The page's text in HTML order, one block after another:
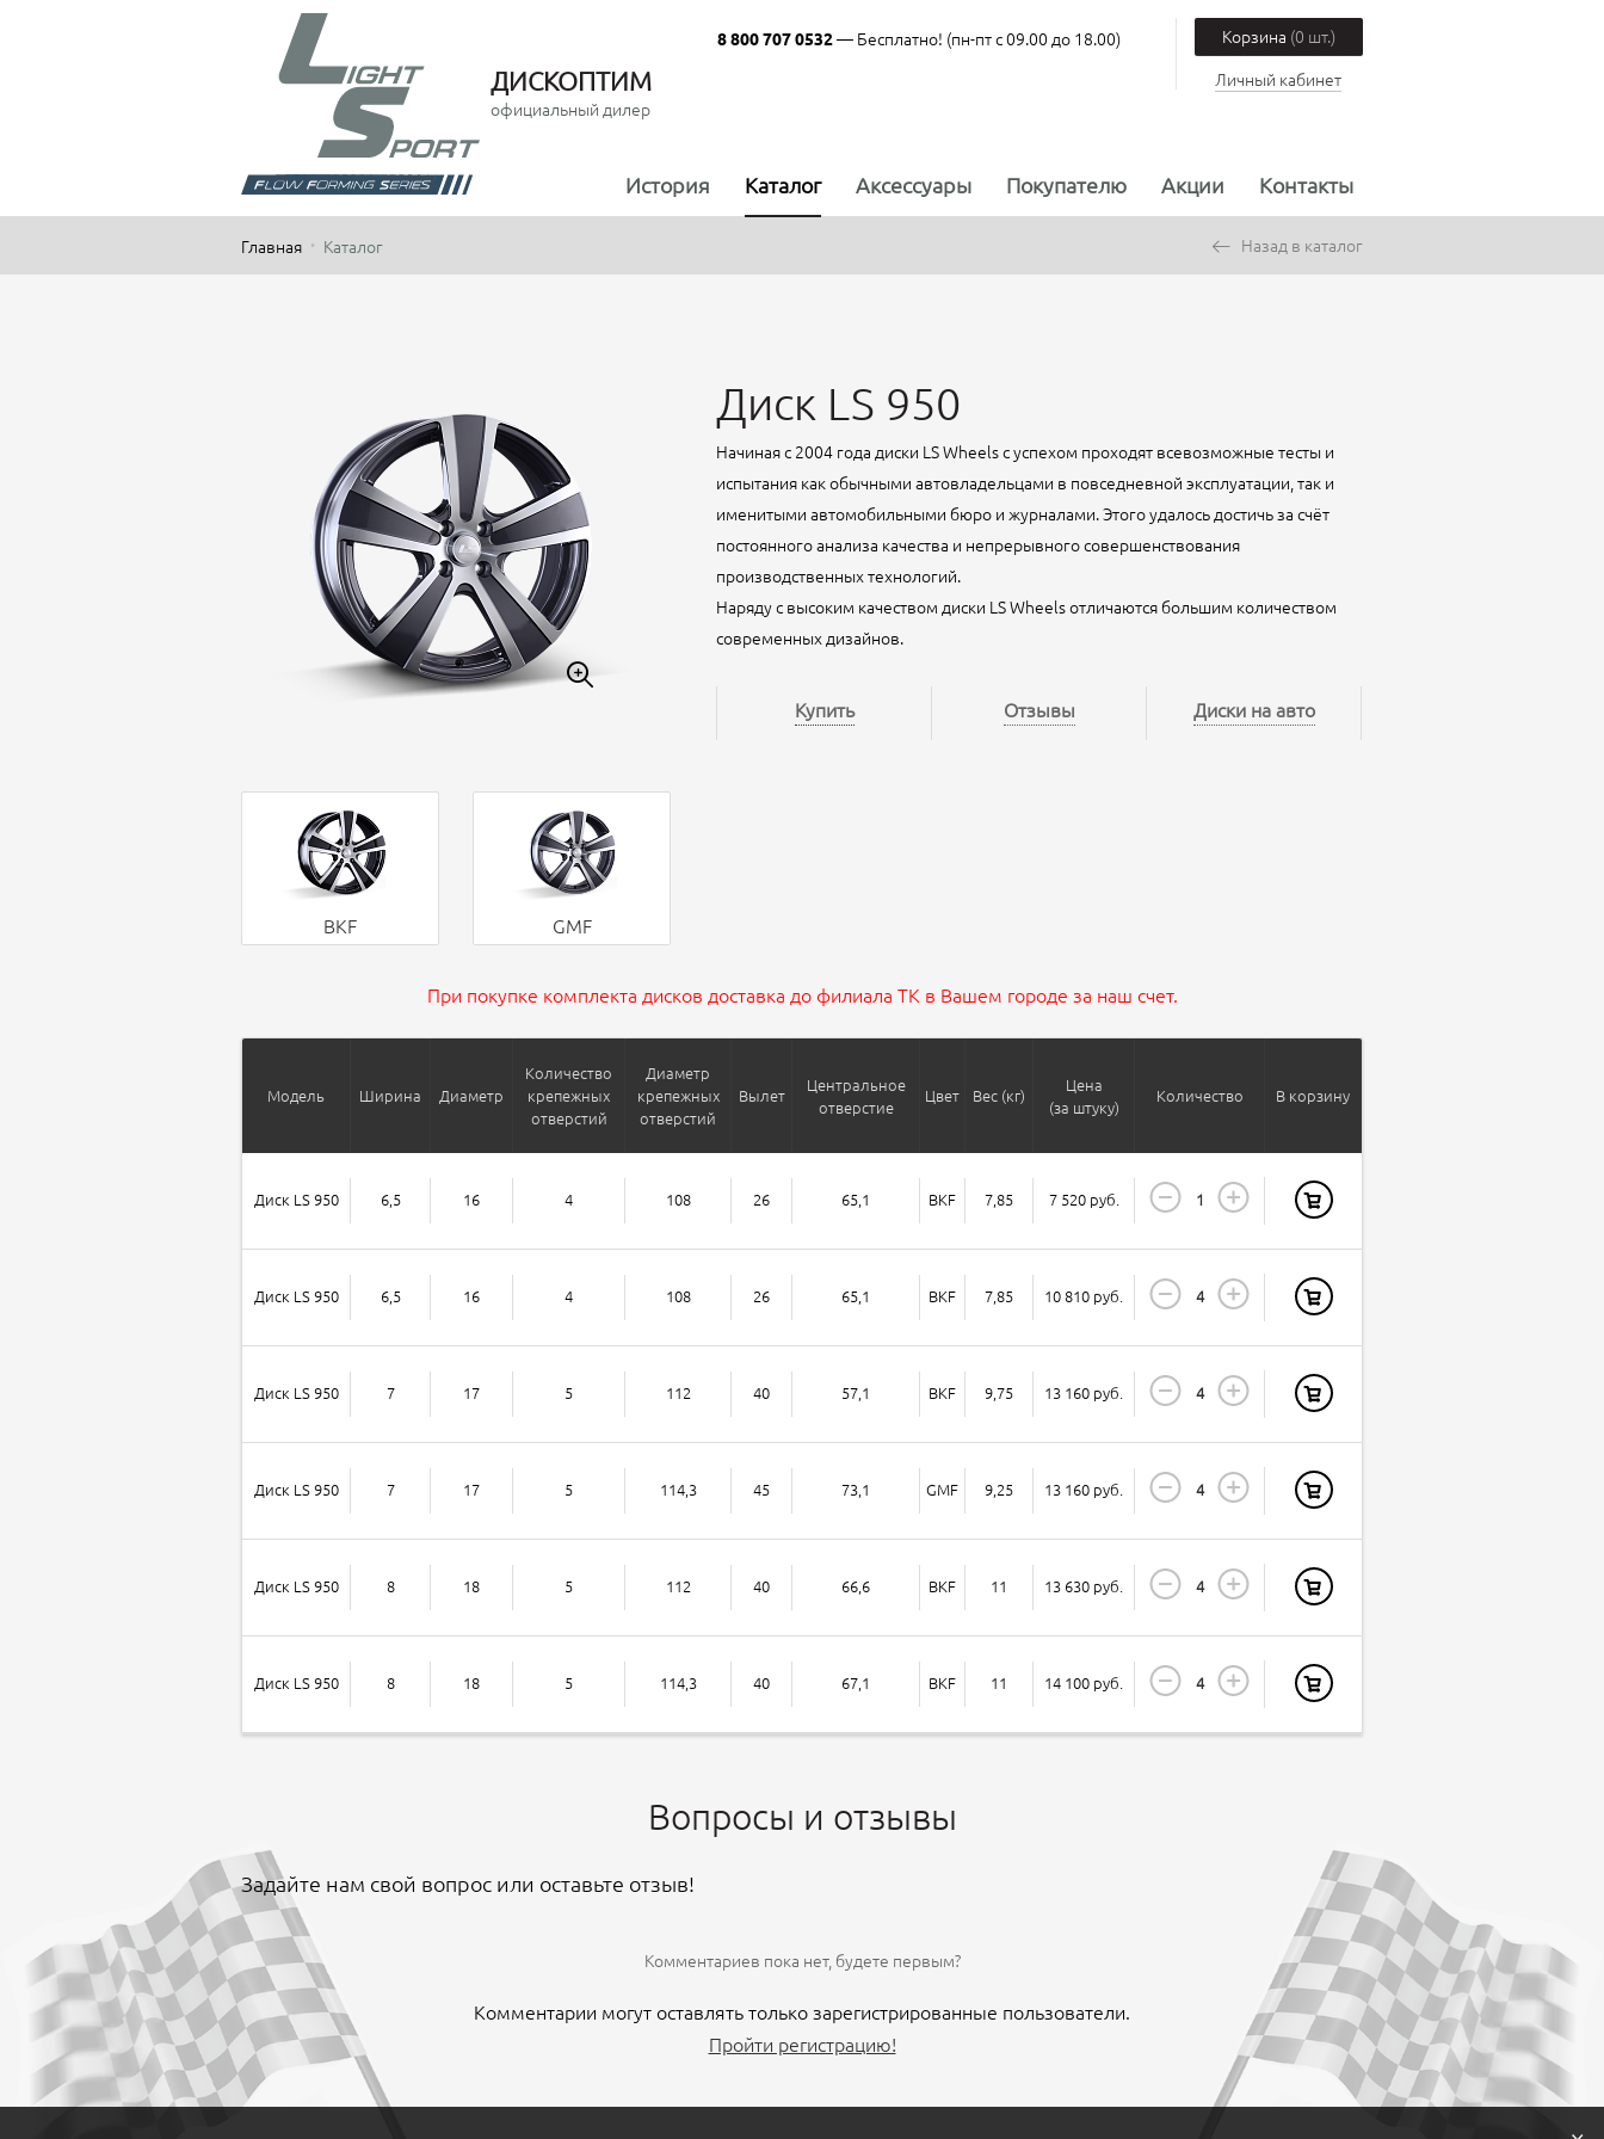
ДИСКОПТИМ
официальный дилер
8 800 707 0532— Бесплатно! (пн-пт с 09.00 до 18.00) Корзина (0 шт.)
Личный кабинет
История Каталог Аксессуары Покупателю Акции Контакты
Главная Каталог Назад в каталог
Диск LS 950
Начиная с 2004 года диски LS Wheels с успехом проходят всевозможные тесты и
испытания как обычными автовладельцами в повседневной эксплуатации, так и
именитыми автомобильными бюро и журналами. Этого удалось достичь за счёт
постоянного анализа качества и непрерывного совершенствования
производственных технологий.
Наряду с высоким качеством диски LS Wheels отличаются большим количеством
современных дизайнов.
Купить Отзывы Диски на авто
BKF GMF
При покупке комплекта дисков доставка до филиала ТК в Вашем городе за наш счет.
Модель Ширина Диаметр
Количество
крепежных
отверстий
Диаметр
крепежных
отверстий
Вылет
Центральное
отверстие
Цвет Вес (кг)
Цена
(за штуку)
Количество В корзину
Диск LS 950 6,5 16 4 108 26 65,1 BKF 7,85 7 520 руб.
Диск LS 950 6,5 16 4 108 26 65,1 BKF 7,85 10 810 руб.
Диск LS 950 7 17 5 112 40 57,1 BKF 9,75 13 160 руб.
Диск LS 950 7 17 5 114,3 45 73,1 GMF 9,25 13 160 руб.
Диск LS 950 8 18 5 112 40 66,6 BKF 11 13 630 руб.
Диск LS 950 8 18 5 114,3 40 67,1 BKF 11 14 100 руб.
Вопросы и отзывы
Задайте нам свой вопрос или оставьте отзыв!
Комментариев пока нет, будете первым?
Комментарии могут оставлять только зарегистрированные пользователи.
Пройти регистрацию!